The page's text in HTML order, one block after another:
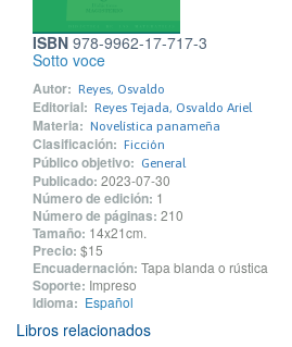
ISBN 978-9962-17-717-3
Sotto voce
Autor: Reyes, Osvaldo
Editorial: Reyes Tejada, Osvaldo Ariel
Materia: Novelística panameña
Clasificación: Ficción
Público objetivo: General
Publicado: 2023-07-30
Número de edición: 1
Número de páginas: 210
Tamaño: 14x21cm.
Precio: $15
Encuadernación: Tapa blanda o rústica
Soporte: Impreso
Idioma: Español
Libros relacionados